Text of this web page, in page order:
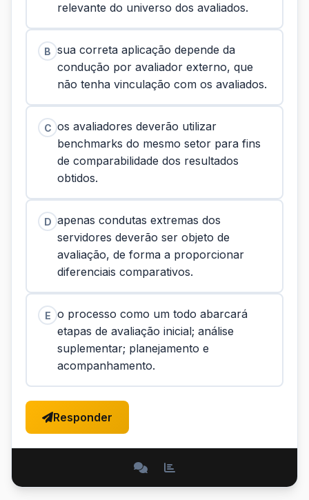
relevante do universo dos avaliados.
B sua correta aplicação depende da
condução por avaliador externo, que
não tenha vinculação com os avaliados.
C os avaliadores deverão utilizar
benchmarks do mesmo setor para fins
de comparabilidade dos resultados
obtidos.
D apenas condutas extremas dos
servidores deverão ser objeto de
avaliação, de forma a proporcionar
diferenciais comparativos.
E o processo como um todo abarcará
etapas de avaliação inicial; análise
suplementar; planejamento e
acompanhamento.
Responder